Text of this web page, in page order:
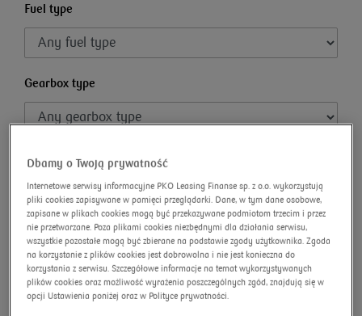
Fuel type
Gearbox type
Omnibus advanced search
EPSON WORKFORCE
ENTERPRISE WF-C21000
D4TW multifunction printer
Dbamy o Twoją prywatność
Internetowe serwisy informacyjne PKO Leasing Finanse sp. z o.o. wykorzystują
pliki cookies zapisywane w pamięci przeglądarki. Dane, w tym dane osobowe,
zapisane w plikach cookies mogą być przekazywane podmiotom trzecim i przez
nie przetwarzane. Poza plikami cookies niezbędnymi dla działania serwisu,
wszystkie pozostałe mogą być zbierane na podstawie zgody użytkownika. Zgoda
na korzystanie z plików cookies jest dobrowolna i nie jest konieczna do
korzystania z serwisu. Szczegółowe informacje na temat wykorzystywanych
plików cookies oraz możliwość wyrażenia poszczególnych zgód, znajdują się w
opcji Ustawienia poniżej oraz w Polityce prywatności.